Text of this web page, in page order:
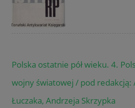
Polska ostatnie pół wieku. 4.
wojny światowej / pod redakcją:
Łuczaka, Andrzeja Skrzypka